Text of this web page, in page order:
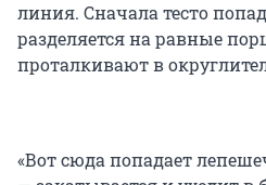
линия. Сначала тесто
разделяется на равные
проталкивают в
«Вот сюда попадает